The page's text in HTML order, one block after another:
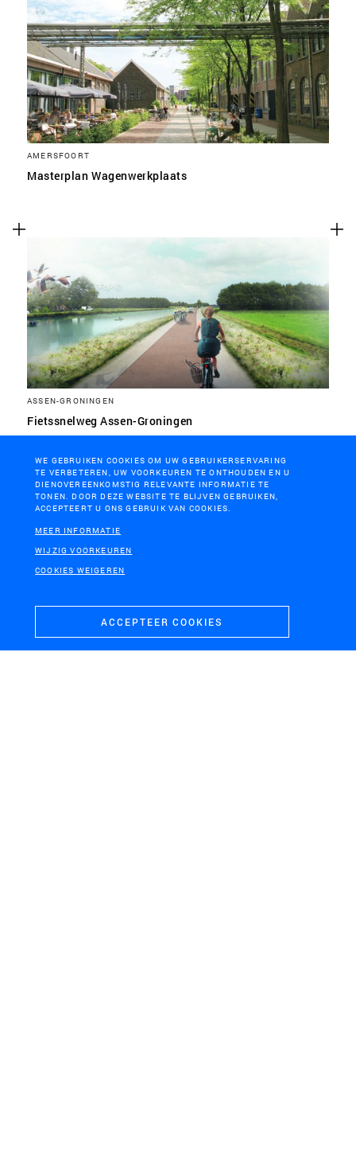
AMERSFOORT
Masterplan Wagenwerkplaats
ASSEN-GRONINGEN
Fietssnelweg Assen-Groningen
WE GEBRUIKEN COOKIES OM UW GEBRUIKERSERVARING
TE VERBETEREN, UW VOORKEUREN TE ONTHOUDEN EN U
DIENOVEREENKOMSTIG RELEVANTE INFORMATIE TE
TONEN. DOOR DEZE WEBSITE TE BLIJVEN GEBRUIKEN,
ACCEPTEERT U ONS GEBRUIK VAN COOKIES.
MEER INFORMATIE
WIJZIG VOORKEUREN
COOKIES WEIGEREN
ACCEPTEER COOKIES